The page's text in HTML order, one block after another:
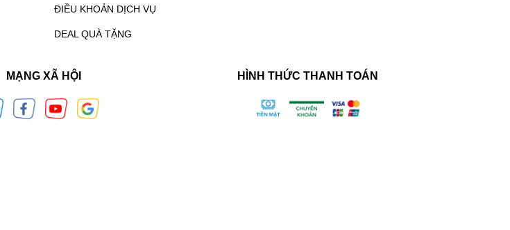
ĐIỀU KHOẢN DỊCH VỤ
DEAL QUÀ TẶNG
MẠNG XÃ HỘI HÌNH THỨC THANH TOÁN